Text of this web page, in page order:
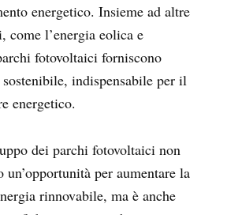
energetico. Insieme ad altre
come l’energia eolica e
fotovoltaici forniscono
indispensabile per il
energetico.
dei parchi fotovoltaici non
un’opportunità per aumentare la
rinnovabile, ma è anche